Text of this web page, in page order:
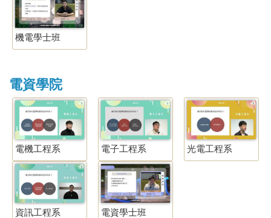
機電學士班
電資學院
電機工程系 電子工程系 光電工程系
資訊工程系 電資學士班